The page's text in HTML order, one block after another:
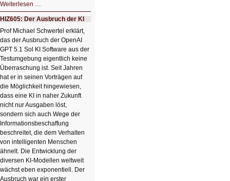
Weiterlesen …
Bildverschönerung
mit
einem
Klick
HIZ606:
Bildverschönerung
mit
einem
Klick
HIZ605: Der Ausbruch der KI
Prof Michael Schwertel erklärt,
das der Ausbruch der OpenAI
GPT 5.1 Sol KI Software aus der
Testumgebung eigentlich keine
Überraschung ist. Seit Jahren
hat er in seinen Vorträgen auf
die Möglichkeit hingewiesen,
dass eine KI in naher Zukunft
nicht nur Ausgaben löst,
sondern sich auch Wege der
Informationsbeschaffung
beschreitet, die dem Verhalten
von intelligenten Menschen
ähnelt. Die Entwicklung der
diversen KI-Modellen weltweit
wächst eben exponentiell. Der
Ausbruch war ein erster